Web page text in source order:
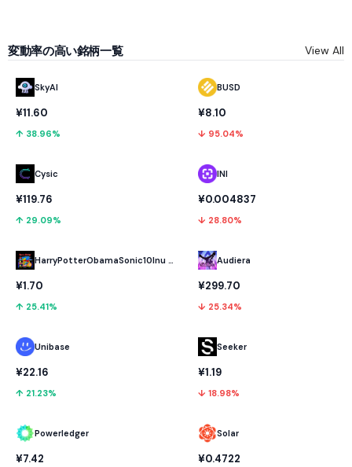
変動率の高い銘柄一覧 View All
SkyAI
¥11.60
↑ 38.96%
Cysic
¥119.76
↑ 29.09%
HarryPotterObamaSonic10Inu (ETH)
¥1.70
↑ 25.41%
Unibase
¥22.16
↑ 21.23%
Powerledger
¥7.42
BUSD
¥8.10
↓ 95.04%
INI
¥0.004837
↓ 28.80%
Audiera
¥299.70
↓ 25.34%
Seeker
¥1.19
↓ 18.98%
Solar
¥0.4722